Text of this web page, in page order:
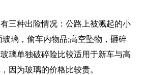
三种出险情况：公路上被溅起的小
璃，偷车内物品;高空坠物，砸碎
璃单独破碎险比较适用于新车与高
因为玻璃的价格比较贵。